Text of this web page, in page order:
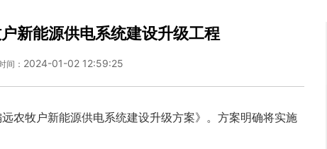
新能源供电系统建设升级工程
间： 2024-01-02 12:59:25
牧户新能源供电系统建设升级方案》。方案明确将实施